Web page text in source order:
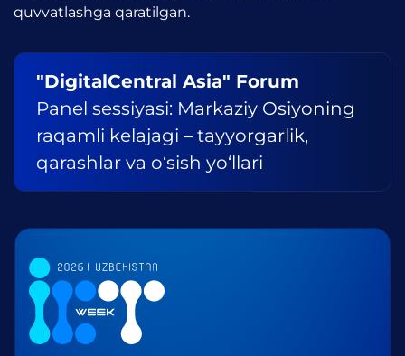
quvvatlashga qaratilgan.
"DigitalCentral Asia" Forum
Panel sessiyasi: Markaziy Osiyoning
raqamli kelajagi – tayyorgarlik,
qarashlar va o‘sish yo‘llari